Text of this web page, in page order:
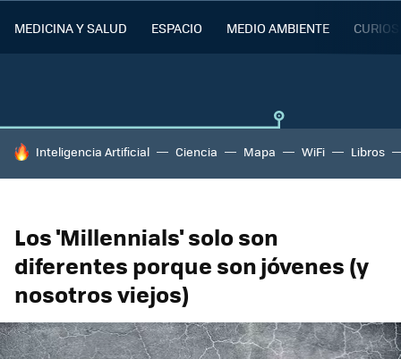
MEDICINA Y SALUD ESPACIO MEDIO AMBIENTE
HOY SE HABLA DE
Inteligencia Artificial Ciencia Mapa WiFi Libros
Los 'Millennials' solo son
diferentes porque son jóvenes (y
nosotros viejos)